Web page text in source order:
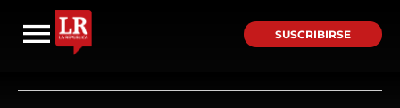
SUSCRIBIRSE